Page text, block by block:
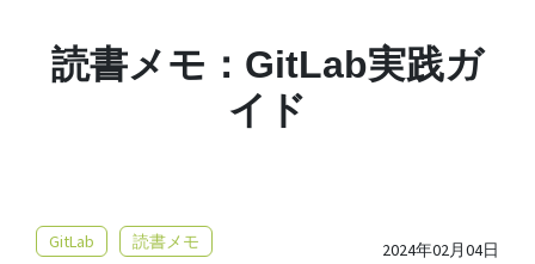
読書メモ：GitLab実践ガ
イド
GitLab 読書メモ 2024年02月04日